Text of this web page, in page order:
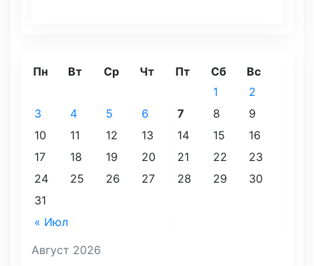
Август 2026
Пн Вт Ср Чт Пт Сб Вс
« Июл
1
2
3
4 5 6 7 8
9
10
11 12 13 14 15
16
17
18 19 20 21 22
23
24
25 26 27 28 29
30
31